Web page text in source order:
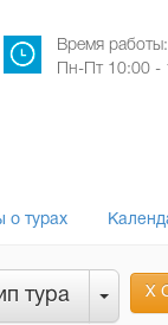
Время работы:
Пн-Пт 10:00 -
о турах
тура Х